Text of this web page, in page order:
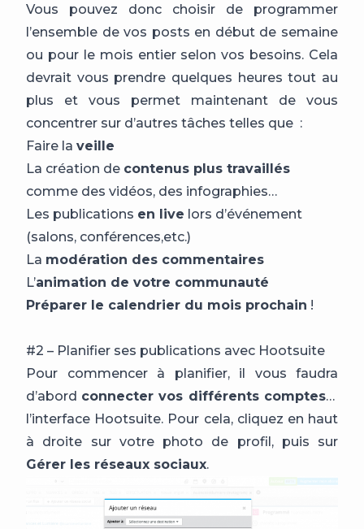
Vous pouvez donc choisir de programmer
l’ensemble de vos posts en début de semaine
ou pour le mois entier selon vos besoins. Cela
devrait vous prendre quelques heures tout au
plus et vous permet maintenant de vous
concentrer sur d’autres tâches telles que :
Faire la veille
La création de contenus plus travaillés
comme des vidéos, des infographies…
Les publications en live lors d’événement
(salons, conférences,etc.)
La modération des commentaires
L’animation de votre communauté
Préparer le calendrier du mois prochain !
#2 – Planifier ses publications avec Hootsuite
Pour commencer à planifier, il vous faudra
d’abord connecter vos différents comptesà
l’interface Hootsuite. Pour cela, cliquez en haut
à droite sur votre photo de profil, puis sur
Gérer les réseaux sociaux.